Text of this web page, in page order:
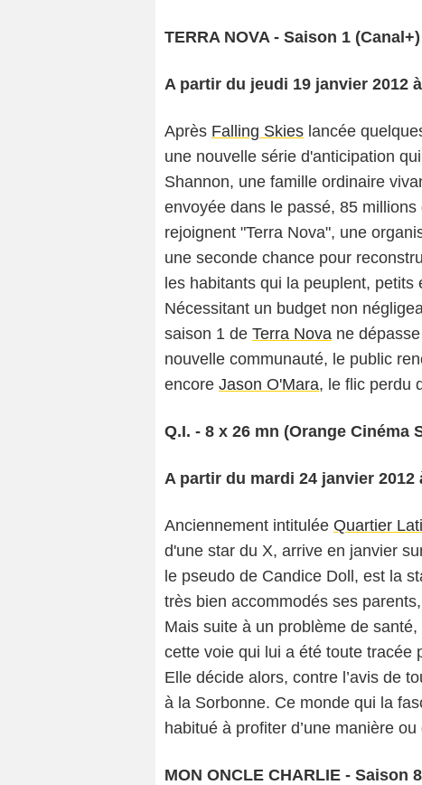
TERRA NOVA - Saison 1 (Canal+)
A partir du jeudi 19 janvier 2012
Après Falling Skies lancée
une nouvelle série d'anticipation
Shannon, une famille ordinaire
envoyée dans le passé, 85
rejoignent "Terra Nova", une
une seconde chance pour
les habitants qui la peuplent,
Nécessitant un budget non
saison 1 de Terra Nova ne
nouvelle communauté, le public
encore Jason O'Mara, le flic perdu
Q.I. - 8 x 26 mn (Orange Cinéma
A partir du mardi 24 janvier 2012
Anciennement intitulée Quartier
d'une star du X, arrive en janvier
le pseudo de Candice Doll, est la
très bien accommodés ses
Mais suite à un problème de
cette voie qui lui a été toute tracée
Elle décide alors, contre l’avis de
à la Sorbonne. Ce monde qui la
habitué à profiter d’une manière
MON ONCLE CHARLIE - Saison